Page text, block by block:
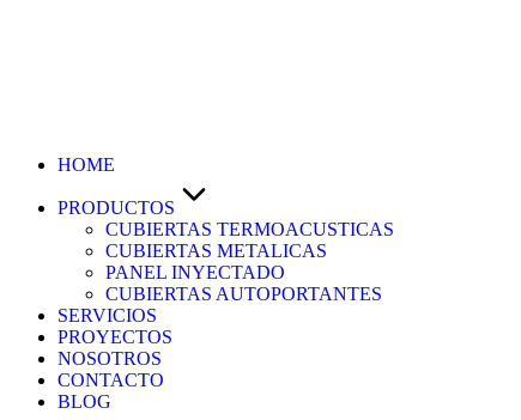
HOME
PRODUCTOS
CUBIERTAS TERMOACUSTICAS
CUBIERTAS METALICAS
PANEL INYECTADO
CUBIERTAS AUTOPORTANTES
SERVICIOS
PROYECTOS
NOSOTROS
CONTACTO
BLOG